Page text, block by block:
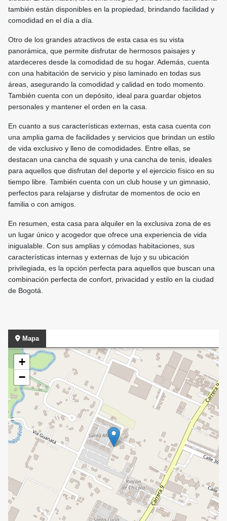
también están disponibles en la propiedad, brindando facilidad y
comodidad en el día a día.
Otro de los grandes atractivos de esta casa es su vista
panorámica, que permite disfrutar de hermosos paisajes y
atardeceres desde la comodidad de su hogar. Además, cuenta
con una habitación de servicio y piso laminado en todas sus
áreas, asegurando la comodidad y calidad en todo momento.
También cuenta con un depósito, ideal para guardar objetos
personales y mantener el orden en la casa.
En cuanto a sus características externas, esta casa cuenta con
una amplia gama de facilidades y servicios que brindan un estilo
de vida exclusivo y lleno de comodidades. Entre ellas, se
destacan una cancha de squash y una cancha de tenis, ideales
para aquellos que disfrutan del deporte y el ejercicio físico en su
tiempo libre. También cuenta con un club house y un gimnasio,
perfectos para relajarse y disfrutar de momentos de ocio en
familia o con amigos.
En resumen, esta casa para alquiler en la exclusiva zona de es
un lugar único y acogedor que ofrece una experiencia de vida
inigualable. Con sus amplias y cómodas habitaciones, sus
características internas y externas de lujo y su ubicación
privilegiada, es la opción perfecta para aquellos que buscan una
combinación perfecta de confort, privacidad y estilo en la ciudad
de Bogotá.
Mapa
+
−